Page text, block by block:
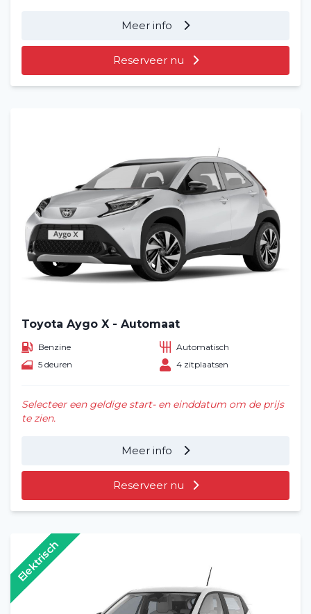
Meer info
Reserveer nu
Toyota Aygo X - Automaat
Benzine
Automatisch
5 deuren
4 zitplaatsen
Selecteer een geldige start- en einddatum om de prijs
te zien.
Meer info
Reserveer nu
Elektrisch